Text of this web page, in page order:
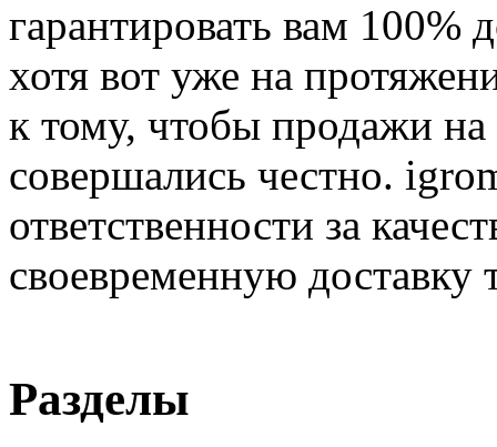
гарантировать вам 100%
хотя вот уже на
к тому, чтобы продажи
совершались честно.
ответственности за
своевременную доставку
Разделы